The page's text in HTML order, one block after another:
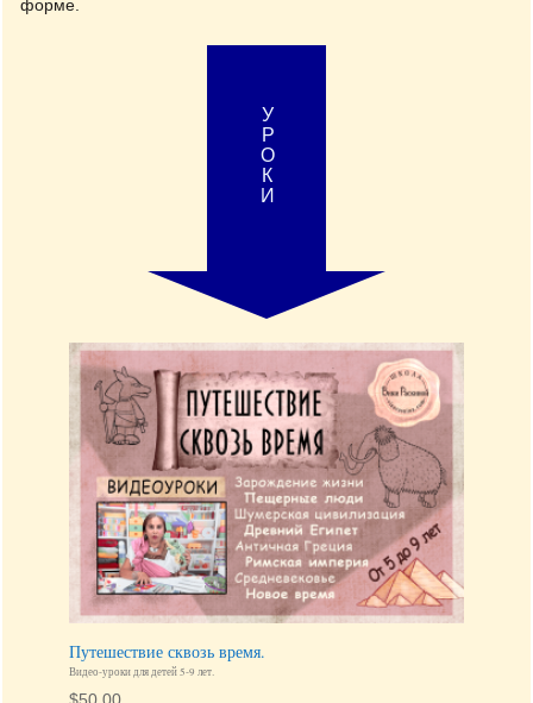
форме.
УРОКИ
Путешествие сквозь время.
Видео-уроки для детей 5-9 лет.